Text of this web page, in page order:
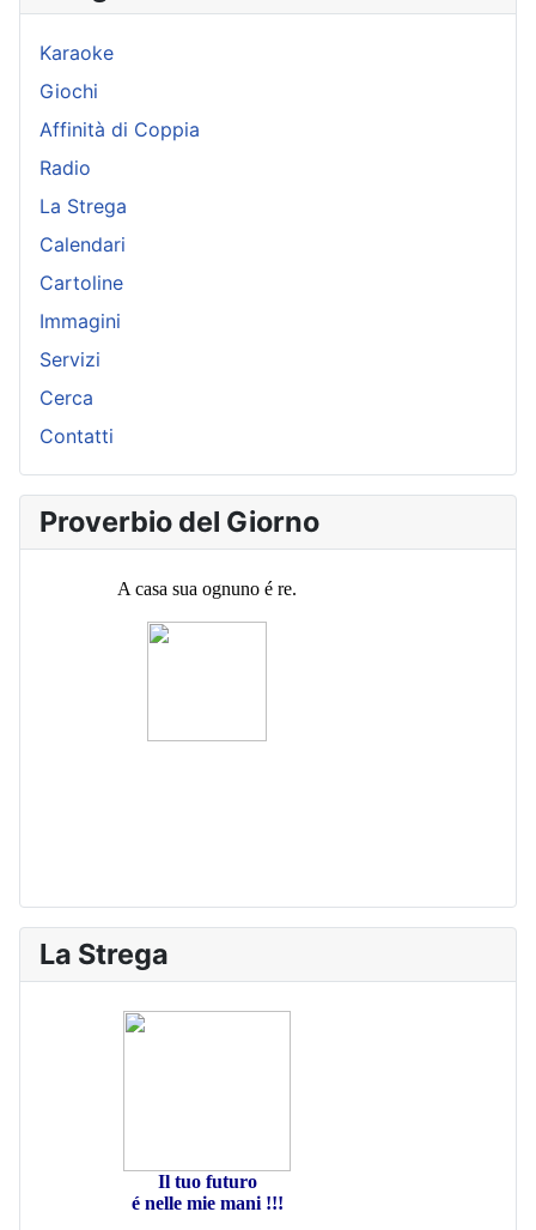
Karaoke
Giochi
Affinità di Coppia
Radio
La Strega
Calendari
Cartoline
Immagini
Servizi
Cerca
Contatti
Proverbio del Giorno
La Strega